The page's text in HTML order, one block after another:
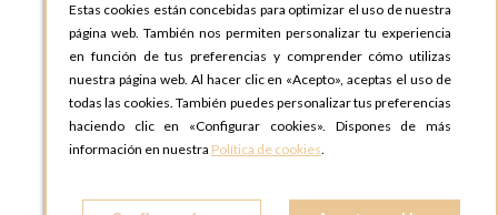
ESPAñA
Teléfono:+34 935 724 041
OPTIONS MADRID
C. Lucio Emilio Cándido, 6,
28803 Alcalá de Henares, Madrid
ESPAñA
Estas cookies están concebidas para optimizar el uso de nuestra
página web. También nos permiten personalizar tu experiencia
en función de tus preferencias y comprender cómo utilizas
nuestra página web. Al hacer clic en «Acepto», aceptas el uso de
todas las cookies. También puedes personalizar tus preferencias
haciendo clic en «Configurar cookies». Dispones de más
información en nuestra Política de cookies.